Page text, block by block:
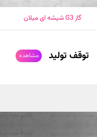
گاز G3 شیشه ای میلان
توقف تولید مشاهده